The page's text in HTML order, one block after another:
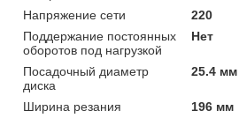
Напряжение сети
220
Поддержание постоянных
оборотов под нагрузкой
Нет
Посадочный диаметр
диска
25.4 мм
Ширина резания 196 мм